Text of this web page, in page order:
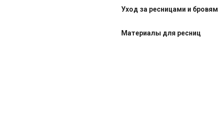
Уход за ресницами и
Материалы для ресниц